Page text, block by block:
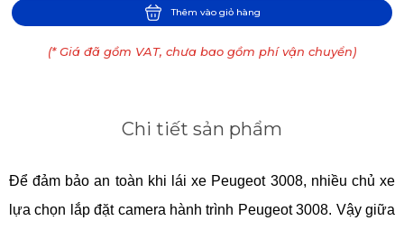
Thêm vào giỏ hàng
(* Giá đã gồm VAT, chưa bao gồm phí vận chuyển)
Chi tiết sản phẩm
Để đảm bảo an toàn khi lái xe Peugeot 3008, nhiều chủ xe
lựa chọn lắp đặt camera hành trình Peugeot 3008. Vậy giữa